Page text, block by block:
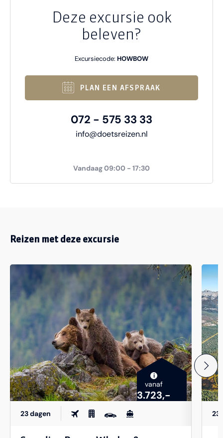
Deze excursie ook
beleven?
Excursiecode: HOWBOW
PLAN EEN AFSPRAAK
072 - 575 33 33
info@doetsreizen.nl
Vandaag 09:00 - 17:30
Reizen met deze excursie
i
vanaf
3.723,-
23 dagen 23